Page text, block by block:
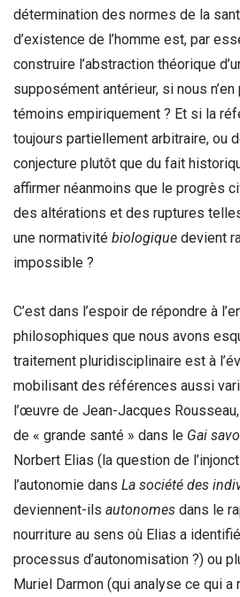
détermination des normes de la
d’existence de l’homme est, par
construire l’abstraction théorique
supposément antérieur, si nous
témoins empiriquement ? Et si la
toujours partiellement arbitraire, ou
conjecture plutôt que du fait
affirmer néanmoins que le progrès
des altérations et des ruptures
une normativité biologique devient
impossible ?
C’est dans l’espoir de répondre à
philosophiques que nous avons
traitement pluridisciplinaire est à
mobilisant des références aussi
l’œuvre de Jean-Jacques
de « grande santé » dans le Gai
Norbert Elias (la question de
l’autonomie dans La société des
deviennent-ils autonomes dans le
nourriture au sens où Elias a
processus d’autonomisation ?) ou
Muriel Darmon (qui analyse ce qui